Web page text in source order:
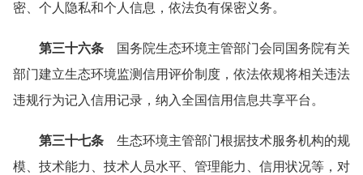
密、个人隐私和个人信息，依法负有保密义务。
第三十六条 国务院生态环境主管部门会同国务院有关
部门建立生态环境监测信用评价制度，依法依规将相关违法
违规行为记入信用记录，纳入全国信用信息共享平台。
第三十七条 生态环境主管部门根据技术服务机构的规
模、技术能力、技术人员水平、管理能力、信用状况等，对